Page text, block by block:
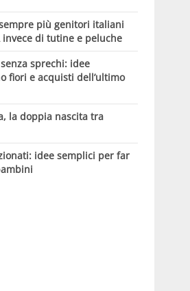
più genitori italiani
invece di tutine e peluche
sprechi: idee
fiori e acquisti dell’ultimo
la doppia nascita tra
idee semplici per far